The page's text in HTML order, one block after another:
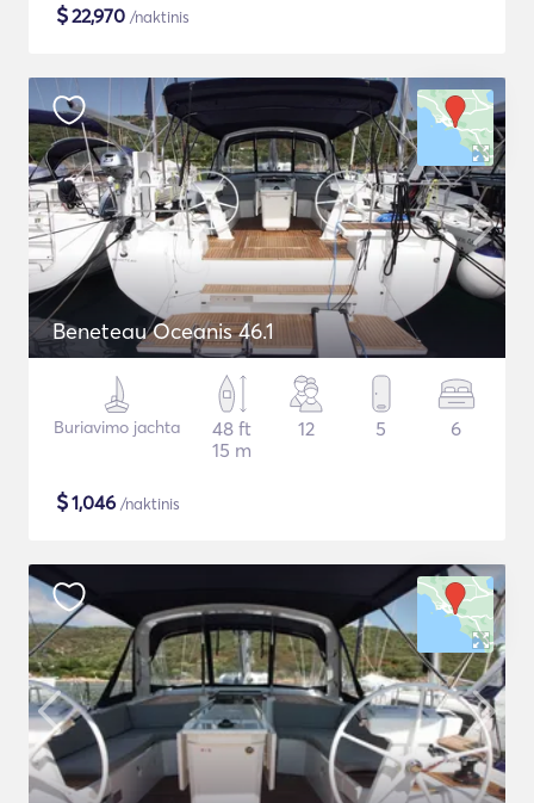
$22,970 /naktinis
Beneteau Oceanis 46.1
Buriavimo jachta
48 ft
15 m
12 5 6
$1,046 /naktinis